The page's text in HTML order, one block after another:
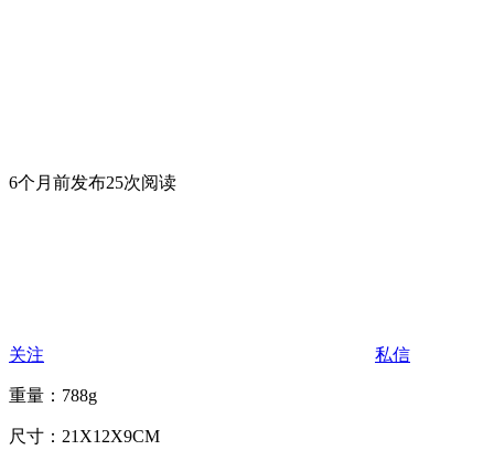
6个月前发布25次阅读
关注 私信
重量：788g
尺寸：21X12X9CM